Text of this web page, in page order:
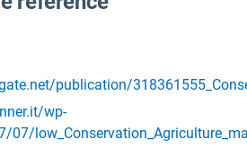
publication/
wp-